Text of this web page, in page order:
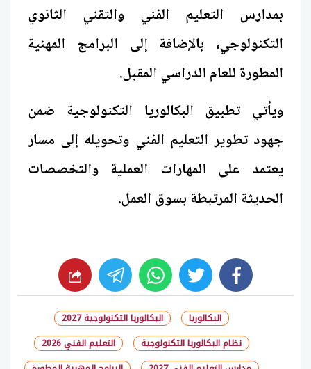
بمدارس التعليم الفني والتقني الثانوي
التكنولوجي، بالإضافة إلى البرامج المهنية
المطورة للعام الدراسي المقبل.
ويأتي تطبيق البكالوريا التكنولوجية ضمن
جهود تطوير التعليم الفني وتحويله إلى مسار
يعتمد على المهارات العملية والتخصصات
الحديثة المرتبطة بسوق العمل.
facebook
twitter
whats
البكالوريا
البكالوريا التكنولوجية 2027
نظام البكالوريا التكنولوجية
التعليم الفني 2026